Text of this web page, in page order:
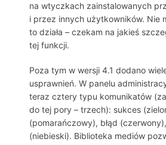
na wtyczkach zainstalowanych
i przez innych użytkowników. Nie
to działa – czekam na jakieś
tej funkcji.
Poza tym w wersji 4.1 dodano
usprawnień. W panelu
teraz cztery typu komunikatów
do tej pory – trzech): sukces
(pomarańczowy), błąd
(niebieski). Biblioteka mediów